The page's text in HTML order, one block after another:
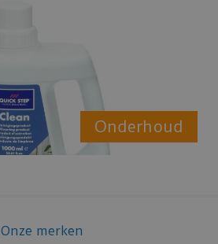
Onderhoud
Onze merken